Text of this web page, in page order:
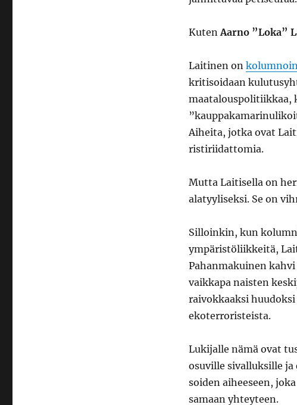
KutenAarno ”Loka”
Laitinen on
kritisoidaan
maatalouspolitiikkaa,
Aiheita, jotka ovat
ristiriidattomia.
Mutta Laitisella on
alatyyliseksi. Se on
Silloinkin, kun
ympäristöliikkeitä,
Pahanmakuinen
vaikkapa naisten
raivokkaaksi
ekoterroristeista.
Lukijalle nämä ovat
osuville sivalluksille
soiden aiheeseen,
samaan yhteyteen.